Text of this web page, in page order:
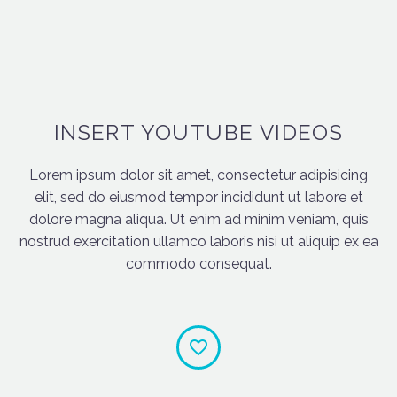
INSERT YOUTUBE VIDEOS
Lorem ipsum dolor sit amet, consectetur adipisicing
elit, sed do eiusmod tempor incididunt ut labore et
dolore magna aliqua. Ut enim ad minim veniam, quis
nostrud exercitation ullamco laboris nisi ut aliquip ex ea
commodo consequat.

